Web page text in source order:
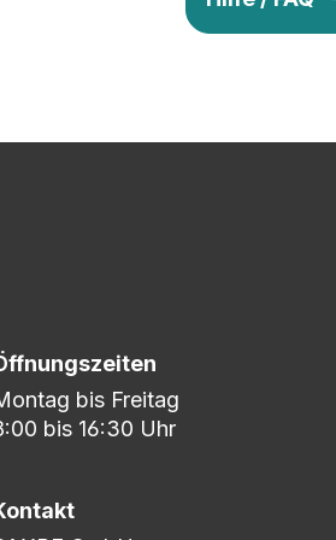
umfangreichen
so lange ab, bis Ihr zu 100%
bis Freitag
bis 16:30 Uhr